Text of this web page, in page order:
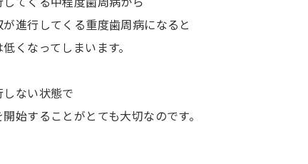
進行してくる重度歯周病になると
くなってしまいます。
ない状態で
始することがとても大切なのです。